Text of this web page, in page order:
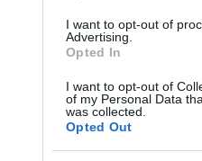
I want to opt-out of
Advertising.
Opted In
I want to opt-out of
of my Personal Data
was collected.
Opted Out